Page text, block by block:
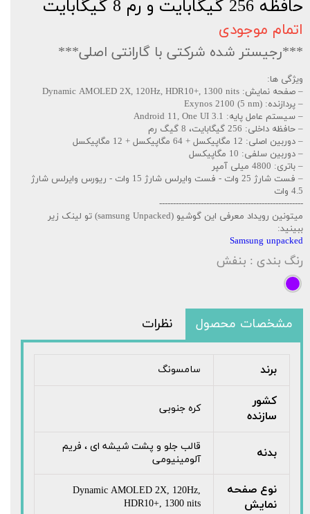
حافظه 256 گیگابایت و رم 8 گیگابایت
اتمام موجودی
***رجیستر شده شرکتی با گارانتی اصلی***
ویژگی ها:
– صفحه نمایش: Dynamic AMOLED 2X, 120Hz, HDR10+, 1300 nits
– پردازنده: Exynos 2100 (5 nm)
– سیستم عامل پایه: Android 11, One UI 3.1
– حافظه داخلی: 256 گیگابایت، 8 گیگ رم
– دوربین اصلی: 12 مگاپیکسل + 64 مگاپیکسل + 12 مگاپیکسل
– دوربین سلفی: 10 مگاپیکسل
– باتری: 4800 میلی آمپر
– فست شارژ 25 وات - فست وایرلس شارژ 15 وات - ریورس وایرلس شارژ
4.5 وات
----------------------------------------------------
میتونین رویداد معرفی این گوشیو (samsung Unpacked) تو لینک زیر
ببینید:
Samsung unpacked
رنگ بندی : بنفش
مشخصات محصول نظرات
برند سامسونگ
کشور
سازنده
کره جنوبی
بدنه
قالب جلو و پشت شیشه ای ، فریم
آلومینیومی
نوع صفحه
نمایش
Dynamic AMOLED 2X, 120Hz,
HDR10+, 1300 nits